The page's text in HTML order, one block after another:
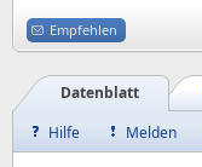
Empfehlen
Datenblatt
Hilfe
Melden